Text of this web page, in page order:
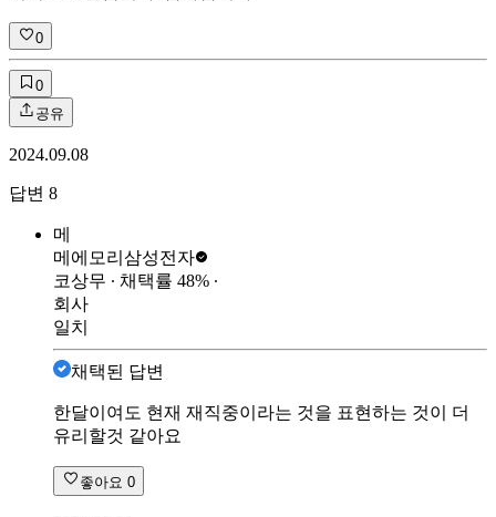
0
0
공유
2024.09.08
답변 8
메
메에모리 삼성전자
코상무 ∙ 채택률 48% ∙
회사
일치
채택된 답변
한달이여도 현재 재직중이라는 것을 표현하는 것이 더
유리할것 같아요
좋아요 0